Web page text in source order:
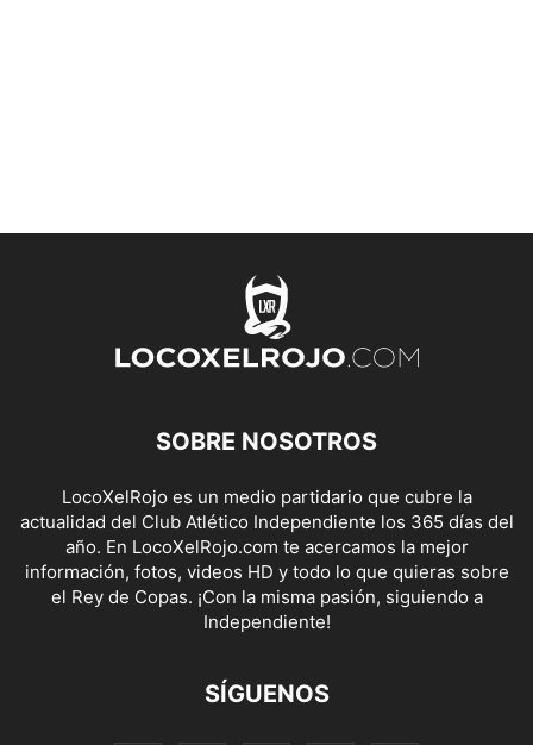
SOBRE NOSOTROS
LocoXelRojo es un medio partidario que cubre la
actualidad del Club Atlético Independiente los 365 días del
año. En LocoXelRojo.com te acercamos la mejor
información, fotos, videos HD y todo lo que quieras sobre
el Rey de Copas. ¡Con la misma pasión, siguiendo a
Independiente!
SÍGUENOS